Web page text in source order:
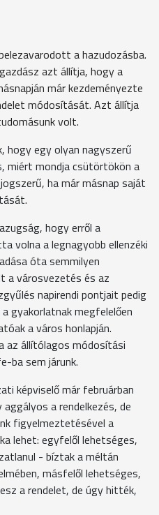
a hazudozásba.
azt állítja, hogy a
már kezdeményezte
módosítását. Azt állítja
volt.
hogy egy olyan nagyszerű
miért mondja csütörtökön a
ha már másnap saját
hogy erről a
volna a legnagyobb ellenzéki
óta semmilyen
a városvezetés és az
napirendi pontjait pedig
gyakorlatnak megfelelően
a város honlapján.
az állítólagos módosítási
ba sem járunk.
képviselő már februárban
a rendelkezés, de
figyelmeztetésével a
lehet: egyfelől lehetséges,
- bíztak a méltán
másfelől lehetséges,
a rendelet, de úgy hitték,